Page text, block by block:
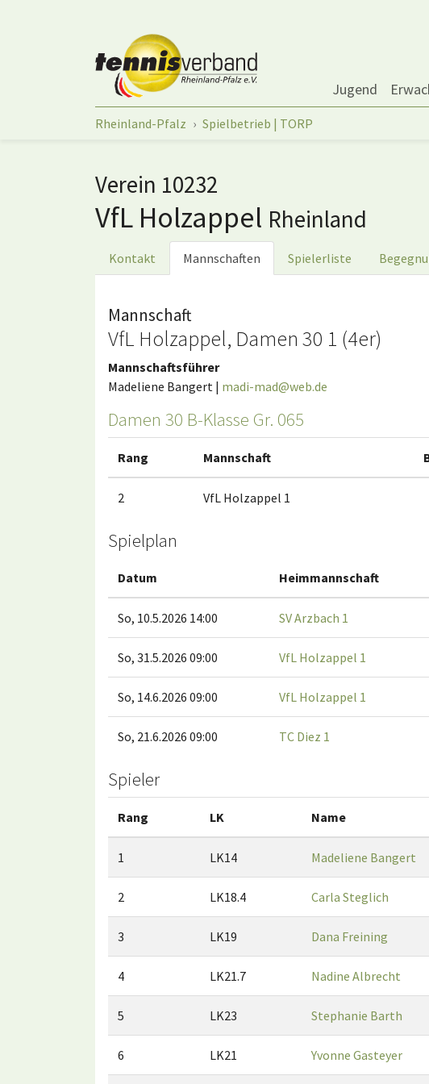
Jugend
Sie sind hier:
Rheinland-Pfalz Spielbetrieb | TORP
Verein 10232
VfL Holzappel Rheinland
Kontakt Mannschaften Spielerliste
Mannschaft
VfL Holzappel, Damen 30 1 (4er)
Mannschaftsführer
Madeliene Bangert | madi-mad@web.de
Damen 30 B-Klasse Gr. 065
Rang Mannschaft
2 VfL Holzappel 1
Spielplan
Datum Heimmannschaft
So, 10.5.2026 14:00 SV Arzbach 1
So, 31.5.2026 09:00 VfL Holzappel 1
So, 14.6.2026 09:00 VfL Holzappel 1
So, 21.6.2026 09:00 TC Diez 1
Spieler
Rang LK Name
1 LK14 Madeliene Bangert
2 LK18.4 Carla Steglich
3 LK19 Dana Freining
4 LK21.7 Nadine Albrecht
5 LK23 Stephanie Barth
6 LK21 Yvonne Gasteyer